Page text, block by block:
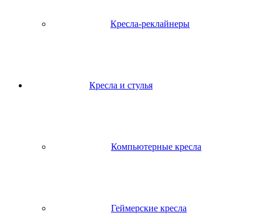
Кресла-реклайнеры
Кресла и стулья
Компьютерные кресла
Геймерские кресла